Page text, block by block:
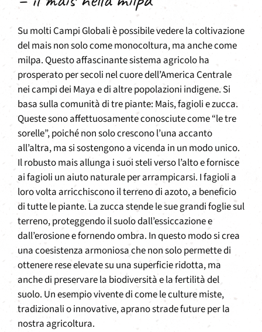
Su molti Campi Globali è possibile vedere la coltivazione
del mais non solo come monocoltura, ma anche come
milpa. Questo affascinante sistema agricolo ha
prosperato per secoli nel cuore dell’America Centrale
nei campi dei Maya e di altre popolazioni indigene. Si
basa sulla comunità di tre piante: Mais, fagioli e zucca.
Queste sono affettuosamente conosciute come “le tre
sorelle”, poiché non solo crescono l’una accanto
all’altra, ma si sostengono a vicenda in un modo unico.
Il robusto mais allunga i suoi steli verso l’alto e fornisce
ai fagioli un aiuto naturale per arrampicarsi. I fagioli a
loro volta arricchiscono il terreno di azoto, a beneficio
di tutte le piante. La zucca stende le sue grandi foglie sul
terreno, proteggendo il suolo dall’essiccazione e
dall’erosione e fornendo ombra. In questo modo si crea
una coesistenza armoniosa che non solo permette di
ottenere rese elevate su una superficie ridotta, ma
anche di preservare la biodiversità e la fertilità del
suolo. Un esempio vivente di come le culture miste,
tradizionali o innovative, aprano strade future per la
nostra agricoltura.